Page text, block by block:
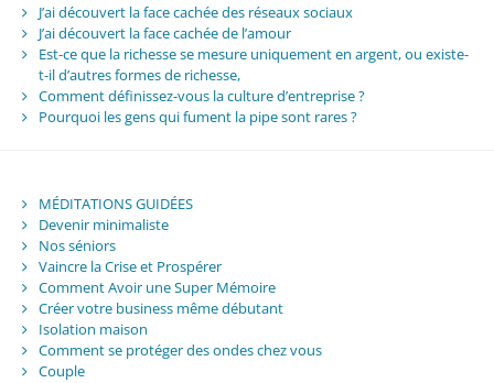
J’ai découvert la face cachée des réseaux sociaux
J’ai découvert la face cachée de l’amour
Est-ce que la richesse se mesure uniquement en argent, ou existe-
t-il d’autres formes de richesse,
Comment définissez-vous la culture d’entreprise ?
Pourquoi les gens qui fument la pipe sont rares ?
MÉDITATIONS GUIDÉES
Devenir minimaliste
Nos séniors
Vaincre la Crise et Prospérer
Comment Avoir une Super Mémoire
Créer votre business même débutant
Isolation maison
Comment se protéger des ondes chez vous
Couple